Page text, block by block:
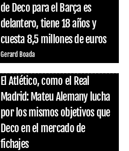
de Deco para el Barça es
delantero, tiene 18 años y
cuesta 8,5 millones de euros
Gerard Boada
El Atlético, como el Real
Madrid: Mateu Alemany lucha
por los mismos objetivos que
Deco en el mercado de
fichajes